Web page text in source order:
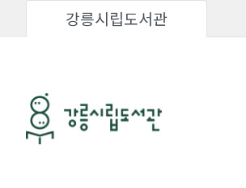
강릉시립도서관